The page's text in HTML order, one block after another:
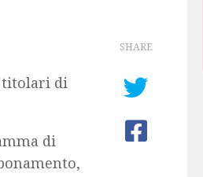
titolari di
di
SHARE